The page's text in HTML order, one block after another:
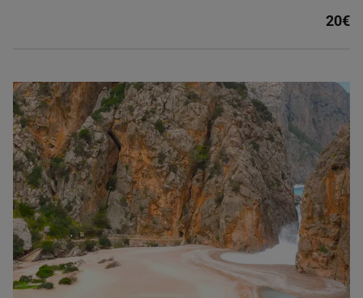
20€